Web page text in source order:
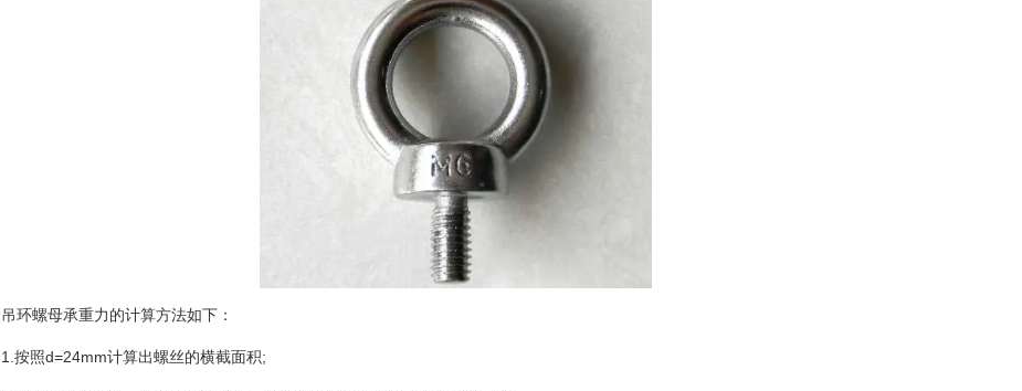
吊环螺母承重力的计算方法如下：
1.按照d=24mm计算出螺丝的横截面积;